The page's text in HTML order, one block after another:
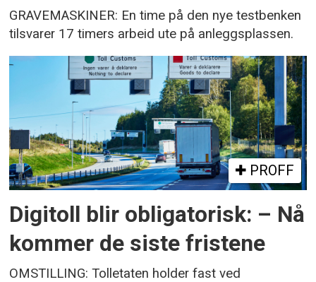
GRAVEMASKINER: En time på den nye testbenken
tilsvarer 17 timers arbeid ute på anleggsplassen.
PROFF
Digitoll blir obligatorisk: – Nå
kommer de siste fristene
OMSTILLING: Tolletaten holder fast ved